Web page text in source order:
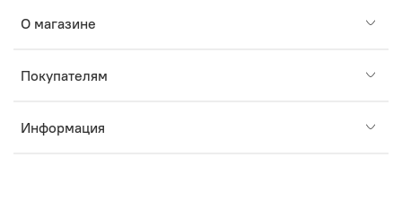
О магазине
Покупателям
Информация